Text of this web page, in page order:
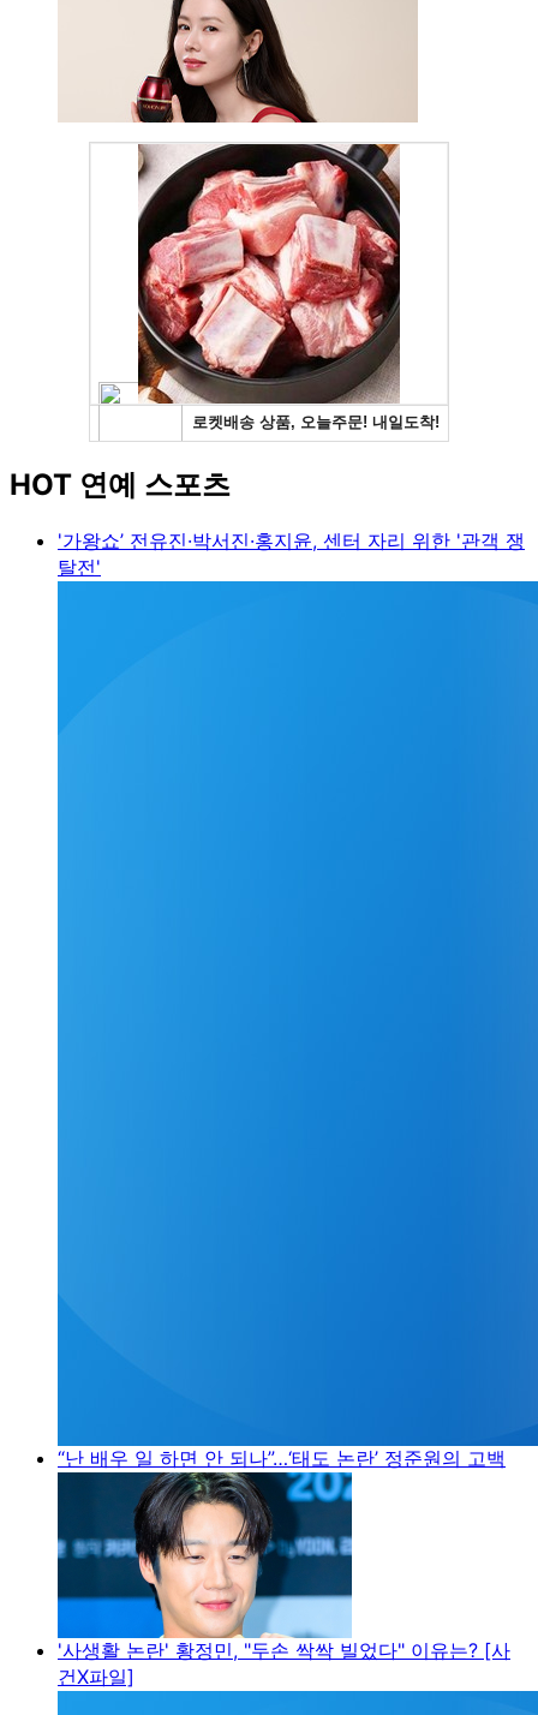
HOT 연예 스포츠
'가왕쇼’ 전유진·박서진·홍지윤, 센터 자리 위한 '관객 쟁
탈전'
“난 배우 일 하면 안 되나”…‘태도 논란’ 정준원의 고백
'사생활 논란' 황정민, "두손 싹싹 빌었다" 이유는? [사
건X파일]